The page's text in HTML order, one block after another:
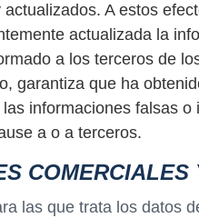
A estos
actualizada la
a los terceros de
garantiza que ha
informaciones falsas
a o a terceros.
las que trata los datos